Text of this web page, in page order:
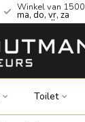
Winkel van
ma, do, vr, za
geopend!
Toilet